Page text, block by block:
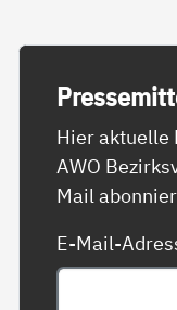
Hier aktuelle
AWO
Mail
E-Mail-